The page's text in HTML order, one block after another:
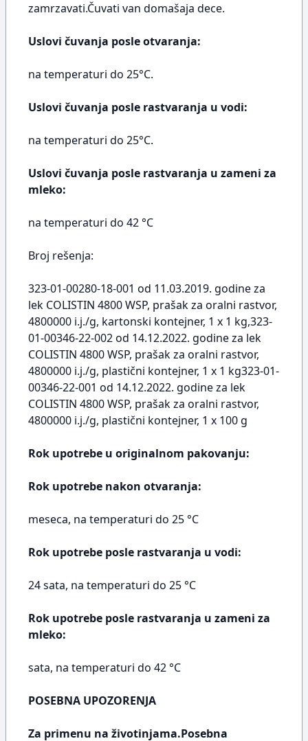
zamrzavati.Čuvati van domašaja dece.
Uslovi čuvanja posle otvaranja:
na temperaturi do 25°C.
Uslovi čuvanja posle rastvaranja u vodi:
na temperaturi do 25°C.
Uslovi čuvanja posle rastvaranja u zameni za
mleko:
na temperaturi do 42 °C
Broj rešenja:
323-01-00280-18-001 od 11.03.2019. godine za
lek COLISTIN 4800 WSP, prašak za oralni rastvor,
4800000 i.j./g, kartonski kontejner, 1 x 1 kg,323-
01-00346-22-002 od 14.12.2022. godine za lek
COLISTIN 4800 WSP, prašak za oralni rastvor,
4800000 i.j./g, plastični kontejner, 1 x 1 kg323-01-
00346-22-001 od 14.12.2022. godine za lek
COLISTIN 4800 WSP, prašak za oralni rastvor,
4800000 i.j./g, plastični kontejner, 1 x 100 g
Rok upotrebe u originalnom pakovanju:
Rok upotrebe nakon otvaranja:
meseca, na temperaturi do 25 °C
Rok upotrebe posle rastvaranja u vodi:
24 sata, na temperaturi do 25 °C
Rok upotrebe posle rastvaranja u zameni za
mleko:
sata, na temperaturi do 42 °C
POSEBNA UPOZORENJA
Za primenu na životinjama.Posebna